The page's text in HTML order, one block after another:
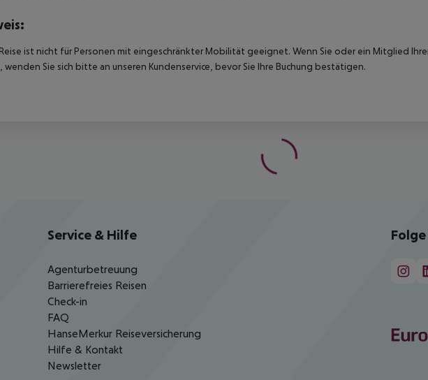
ist nicht für Personen mit eingeschränkter Mobilität geeignet. Wenn Sie oder ein Mitglied
wenden Sie sich bitte an unseren Kundenservice, bevor Sie Ihre Buchung bestätigen.
Service & Hilfe
Agenturbetreuung
Barrierefreies Reisen
Check-in
FAQ
HanseMerkur Reiseversicherung
Hilfe & Kontakt
Newsletter
Folge